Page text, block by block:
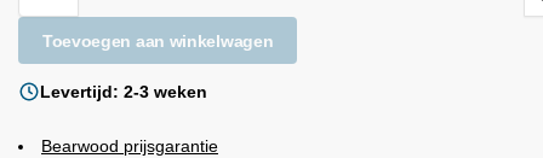
Toevoegen aan winkelwagen
Levertijd: 2-3 weken
Bearwood prijsgarantie